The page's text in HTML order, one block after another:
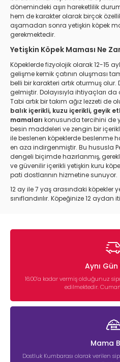
dönemindeki aşırı hareketlilik
hem de karakter olarak birçok
aşamadan sonra yetişkin köpek
gerekmektedir.
Yetişkin Köpek Maması Ne
Köpeklerde fizyolojik olarak 12-15
gelişme kemik çatının oluşması
belli bir karakteri artık oturmuş olur.
gelmiştir. Dolayısıyla ihtiyaçları
Tabi artık bir takım ağız lezzeti de
balık içerikli, kuzu içerikli, geyik
mamaları konusunda tercihini de
besin maddeleri ve zengin bir
ile beslenen köpeklerde beslenme
en aza indirgenmiştir. Bu hususla
dengeli biçimde hazırlanmış,
ve güvenilir içerikli yetişkin kuru
pati dostlarının hizmetine sunuyor.
12 ay ile 7 yaş arasındaki köpekler
sınıflandırılır. Köpeğinize 12
yetişken köpek mamalarını yavru
7 yaş sonrası köpekler ise yaşlı
köpek mamasıürünleri kullanılır.
Yetişkin Köpek
Verilmeli?
Köpekler, yavru dönemlerinde
rakamdır. İleride oluşacak kilo ve
geçmek için yetişkin köpeklerin
Aynı
16:00’a kadar vermiş olduğunuz
edilmektedir.
Mama
Dostluk Kumbarası olarak verilen